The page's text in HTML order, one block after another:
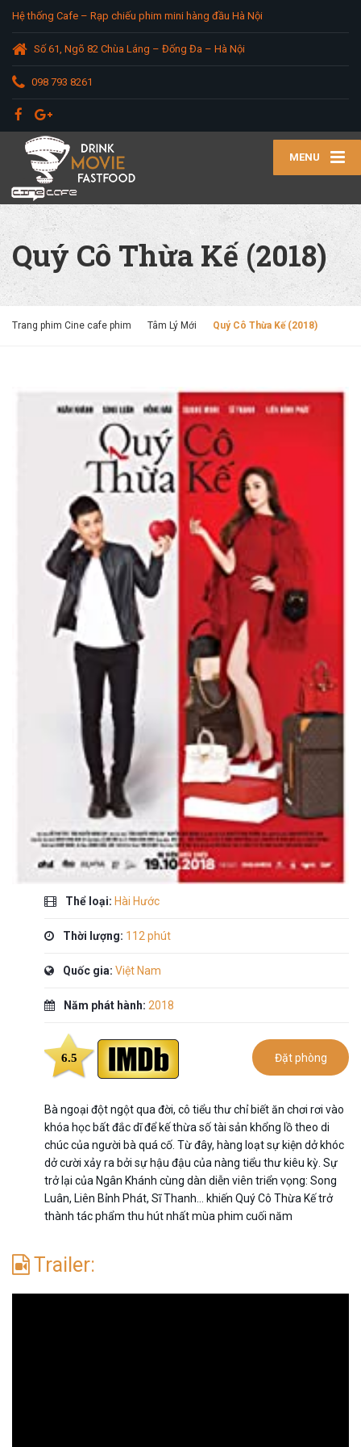
Hệ thống Cafe – Rạp chiếu phim mini hàng đầu Hà Nội
Số 61, Ngõ 82 Chùa Láng – Đống Đa – Hà Nội
098 793 8261
MENU
Quý Cô Thừa Kế (2018)
Trang phim Cine cafe phim Tâm Lý Mới Quý Cô Thừa Kế (2018)
Thể loại: Hài Hước
Thời lượng: 112 phút
Quốc gia: Việt Nam
Năm phát hành: 2018
6.5 Đặt phòng
Bà ngoại đột ngột qua đời, cô tiểu thư chỉ biết ăn chơi rơi vào
khóa học bất đắc dĩ để kế thừa số tài sản khổng lồ theo di
chúc của người bà quá cố. Từ đây, hàng loạt sự kiện dở khóc
dở cười xảy ra bởi sự hậu đậu của nàng tiểu thư kiêu kỳ. Sự
trở lại của Ngân Khánh cùng dàn diễn viên triển vọng: Song
Luân, Liên Bỉnh Phát, Sĩ Thanh… khiến Quý Cô Thừa Kế trở
thành tác phẩm thu hút nhất mùa phim cuối năm
Trailer: